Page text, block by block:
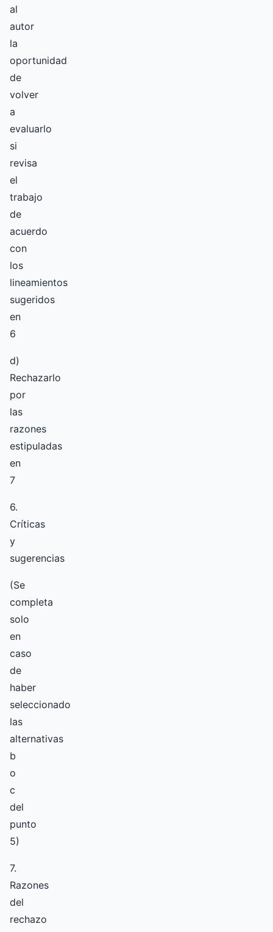
al
autor
la
oportunidad
de
volver
a
evaluarlo
si
revisa
el
trabajo
de
acuerdo
con
los
lineamientos
sugeridos
en
6
d)
Rechazarlo
por
las
razones
estipuladas
en
7
6.
Críticas
y
sugerencias
(Se
completa
solo
en
caso
de
haber
seleccionado
las
alternativas
b
o
c
del
punto
5)
7.
Razones
del
rechazo